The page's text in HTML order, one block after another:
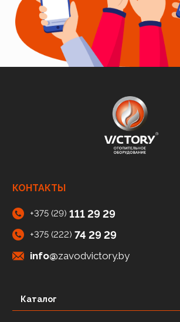
Каталог
КОНТАКТЫ
+375 (29) 111 29 29
+375 (222) 74 29 29
info@zavodvictory.by